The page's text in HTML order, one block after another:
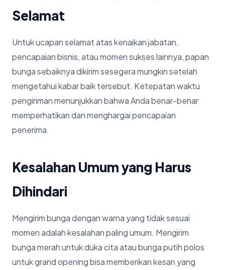
Selamat
Untuk ucapan selamat atas kenaikan jabatan,
pencapaian bisnis, atau momen sukses lainnya, papan
bunga sebaiknya dikirim sesegera mungkin setelah
mengetahui kabar baik tersebut. Ketepatan waktu
pengiriman menunjukkan bahwa Anda benar-benar
memperhatikan dan menghargai pencapaian
penerima.
Kesalahan Umum yang Harus
Dihindari
Mengirim bunga dengan warna yang tidak sesuai
momen adalah kesalahan paling umum. Mengirim
bunga merah untuk duka cita atau bunga putih polos
untuk grand opening bisa memberikan kesan yang